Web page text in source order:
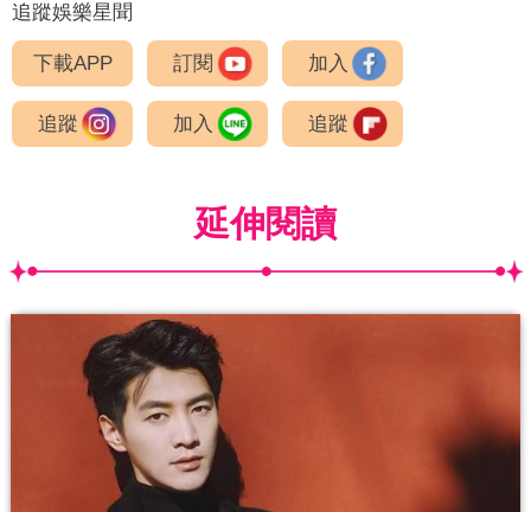
追蹤娛樂星聞
下載APP 訂閱 加入
追蹤 加入 追蹤
延伸閱讀